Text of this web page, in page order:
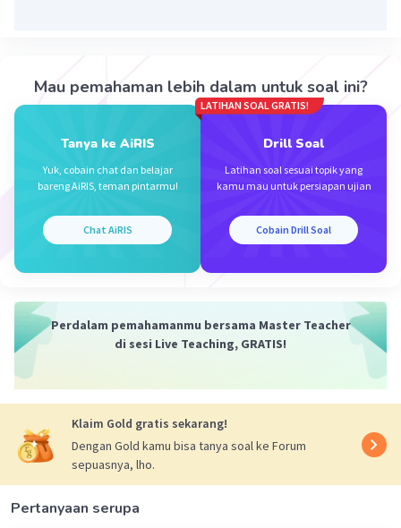
25/40 × 100%
Oleh karena itu, jawaban yang benar adalah C.
Beri Rating (0 Balas
Mau pemahaman lebih dalam untuk soal ini?
Tanya ke AiRIS
Yuk, cobain chat dan belajar
bareng AiRIS, teman pintarmu!
Chat AiRIS
LATIHAN SOAL GRATIS!
Drill Soal
Latihan soal sesuai topik yang
kamu mau untuk persiapan ujian
Cobain Drill Soal
Perdalam pemahamanmu bersama Master Teacher
di sesi Live Teaching, GRATIS!
Klaim Gold gratis sekarang!
Dengan Gold kamu bisa tanya soal ke Forum
sepuasnya, lho.
Pertanyaan serupa